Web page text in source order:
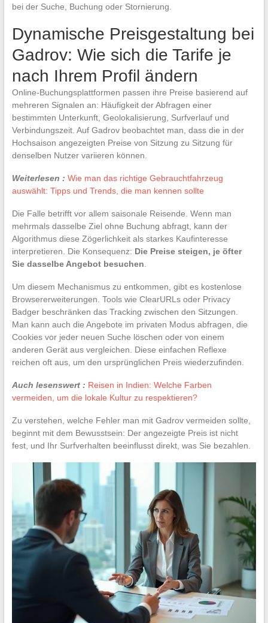
bei der Suche, Buchung oder Stornierung.
Dynamische Preisgestaltung bei
Gadrov: Wie sich die Tarife je
nach Ihrem Profil ändern
Online-Buchungsplattformen passen ihre Preise basierend auf
mehreren Signalen an: Häufigkeit der Abfragen einer
bestimmten Unterkunft, Geolokalisierung, Surfverlauf und
Verbindungszeit. Auf Gadrov beobachtet man, dass die in der
Hochsaison angezeigten Preise von Sitzung zu Sitzung für
denselben Nutzer variieren können.
Weiterlesen : Wie man das richtige Gebrauchtfahrzeug
auswählt: Tipps und Trends, die man kennen sollte
Die Falle betrifft vor allem saisonale Reisende. Wenn man
mehrmals dasselbe Ziel ohne Buchung abfragt, kann der
Algorithmus diese Zögerlichkeit als starkes Kaufinteresse
interpretieren. Die Konsequenz: Die Preise steigen, je öfter
Sie dasselbe Angebot besuchen
Um diesem Mechanismus zu entkommen, gibt es kostenlose
Browsererweiterungen. Tools wie ClearURLs oder Privacy
Badger beschränken das Tracking zwischen den Sitzungen.
Man kann auch die Angebote im privaten Modus abfragen, die
Cookies vor jeder neuen Suche löschen oder von einem
anderen Gerät aus vergleichen. Diese einfachen Reflexe
reichen oft aus, um den ursprünglichen Preis wiederzufinden.
Auch lesenswert : Reisen in Indien: Welche Farben
vermeiden, um die lokale Kultur zu respektieren?
Zu verstehen, welche Fehler man mit Gadrov vermeiden sollte,
beginnt mit dem Bewusstsein: Der angezeigte Preis ist nicht
fest, und Ihr Surfverhalten beeinflusst direkt, was Sie bezahlen.